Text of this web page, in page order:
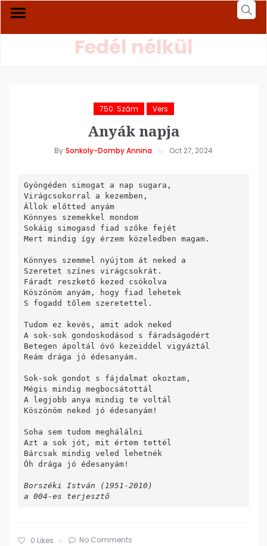
Fedél nélkül
750. Szám Vers
Anyák napja
By Sonkoly-Domby Annina Oct 27, 2024
Gyöngéden simogat a nap sugara,
Virágcsokorral a kezemben,
Állok előtted anyám
Könnyes szemekkel mondom
Sokáig simogasd fiad szőke fejét
Mert mindig így érzem közeledben magam.
Könnyes szemmel nyújtom át neked a
Szeretet színes virágcsokrát.
Fáradt reszkető kezed csókolva
Köszönöm anyám, hogy fiad lehetek
S fogadd tőlem szeretettel.
Tudom ez kevés, amit adok neked
A sok-sok gondoskodásod s fáradságodért
Betegen ápoltál óvó kezeiddel vigyáztál
Reám drága jó édesanyám.
Sok-sok gondot s fájdalmat okoztam,
Mégis mindig megbocsátottál
A legjobb anya mindig te voltál
Köszönöm neked jó édesanyám!
Soha sem tudom meghálálni
Azt a sok jót, mit értem tettél
Bárcsak mindig veled lehetnék
Óh drága jó édesanyám!
Borszéki István (1951-2010)
a 004-es terjesztő
0 Likes No Comments